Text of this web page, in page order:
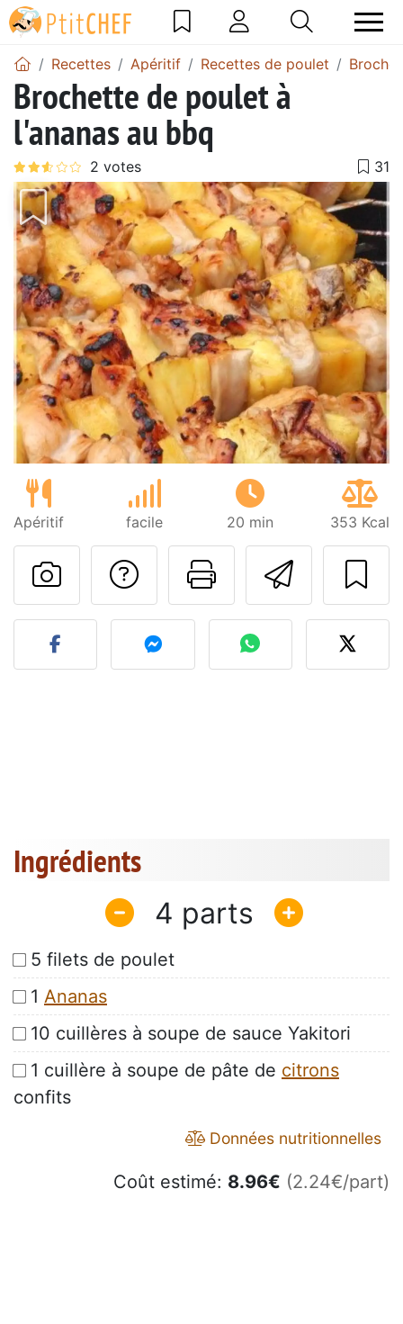
Recettes Apéritif Recettes de poulet
Brochette de poulet à
l'ananas au bbq
Apéritif facile 20 min 353 Kcal
Imprimer
Poser une
Publier votre photo de
Ingrédients
4
5 filets de poulet
1 Ananas
10 cuillères à soupe de sauce Yakitori
1 cuillère à soupe de pâte de citrons
confits
Données nutritionnelles
Coût estimé: 8.96€ (2.24€/part)